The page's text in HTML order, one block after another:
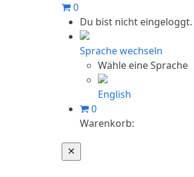
0
Du bist nicht eingeloggt.
Sprache wechseln
Wähle eine Sprache
English
0
Warenkorb: